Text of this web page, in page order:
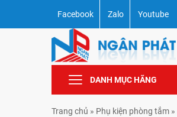
Facebook Zalo Youtube
DANH MỤC HÃNG
Trang chủ » Phụ kiện phòng tắm »